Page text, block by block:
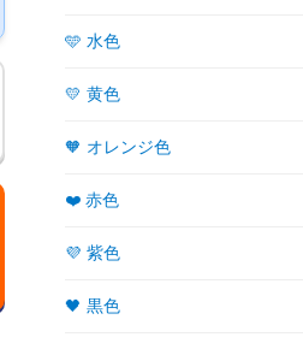
🩵 水色
💛 黄色
🧡 オレンジ色
❤️ 赤色
💜 紫色
🖤 黒色